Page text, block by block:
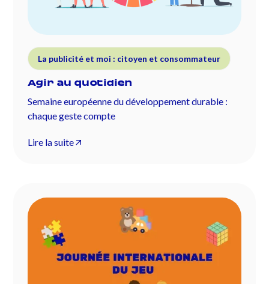
La publicité et moi : citoyen et consommateur
Agir au quotidien
Semaine européenne du développement durable :
chaque geste compte
Lire la suite